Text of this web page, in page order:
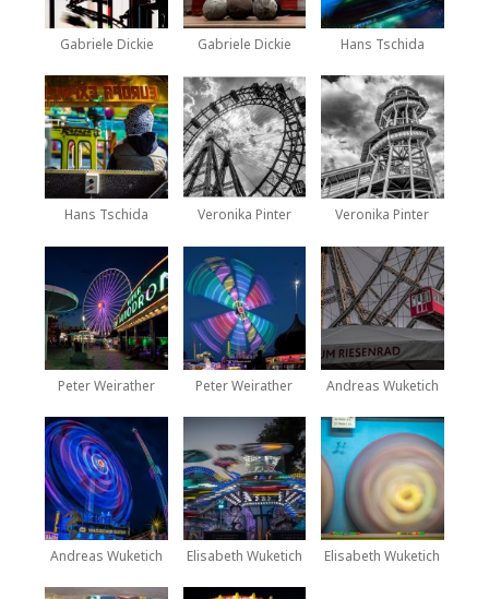
Gabriele Dickie Gabriele Dickie Hans Tschida
Hans Tschida Veronika Pinter Veronika Pinter
Peter Weirather Peter Weirather Andreas Wuketich
Andreas Wuketich Elisabeth Wuketich Elisabeth Wuketich